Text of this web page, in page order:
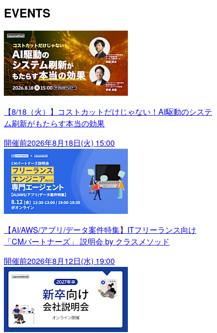
EVENTS
【8/18（火）】コストカットだけじゃない！AI駆動のシステ
ム刷新がもたらす本当の効果
開催前2026年8月18日(火) 15:00
【AI/AWS/アプリ/データ案件特集】ITフリーランス向け
「CMパートナーズ」 説明会 by クラスメソッド
開催前2026年8月12日(水) 19:00